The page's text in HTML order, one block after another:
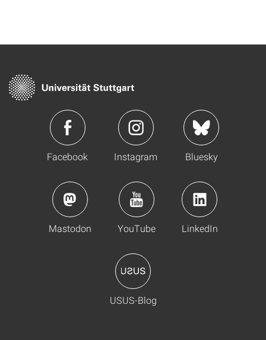
Facebook Instagram Bluesky
Mastodon YouTube LinkedIn
USUS-Blog